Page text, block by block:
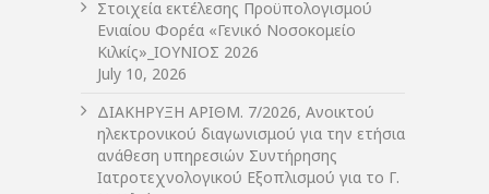
Στοιχεία εκτέλεσης Προϋπολογισμού
Ενιαίου Φορέα «Γενικό Νοσοκομείο
Κιλκίς»_ΙΟΥΝΙΟΣ 2026
July 10, 2026
ΔIΑΚΗΡΥΞΗ ΑΡIΘΜ. 7/2026, Ανοικτού
ηλεκτρονικού διαγωνισμού για την ετήσια
ανάθεση υπηρεσιών Συντήρησης
Ιατροτεχνολογικού Εξοπλισμού για το Γ.